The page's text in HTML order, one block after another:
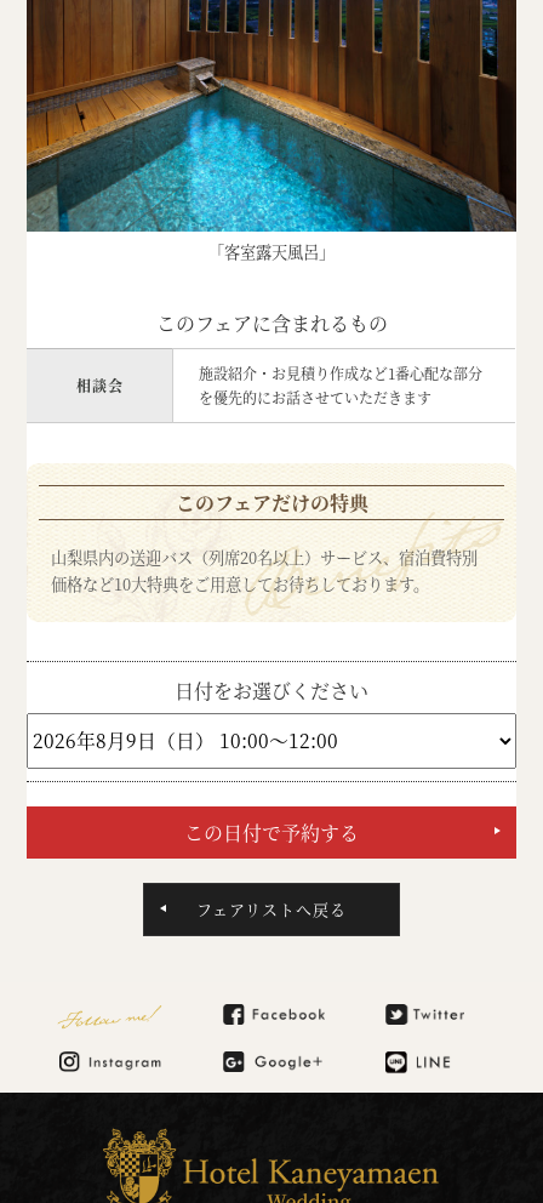
「客室露天風呂」
このフェアに含まれるもの
相談会
施設紹介・お見積り作成など1番心配な部分
を優先的にお話させていただきます
このフェアだけの特典
山梨県内の送迎バス（列席20名以上）サービス、宿泊費特別
価格など10大特典をご用意してお待ちしております。
日付をお選びください
フェアリストへ戻る
Follow me!